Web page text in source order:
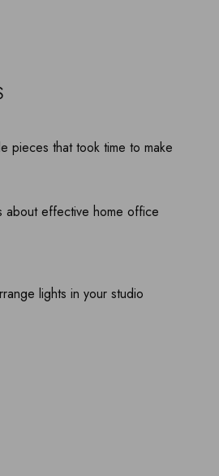
pieces that took time to make
about effective home office
lights in your studio